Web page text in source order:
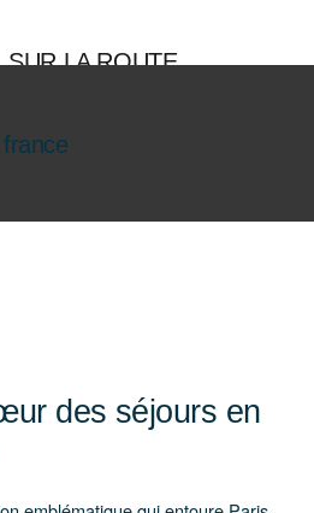
SUR LA ROUTE
des séjours en